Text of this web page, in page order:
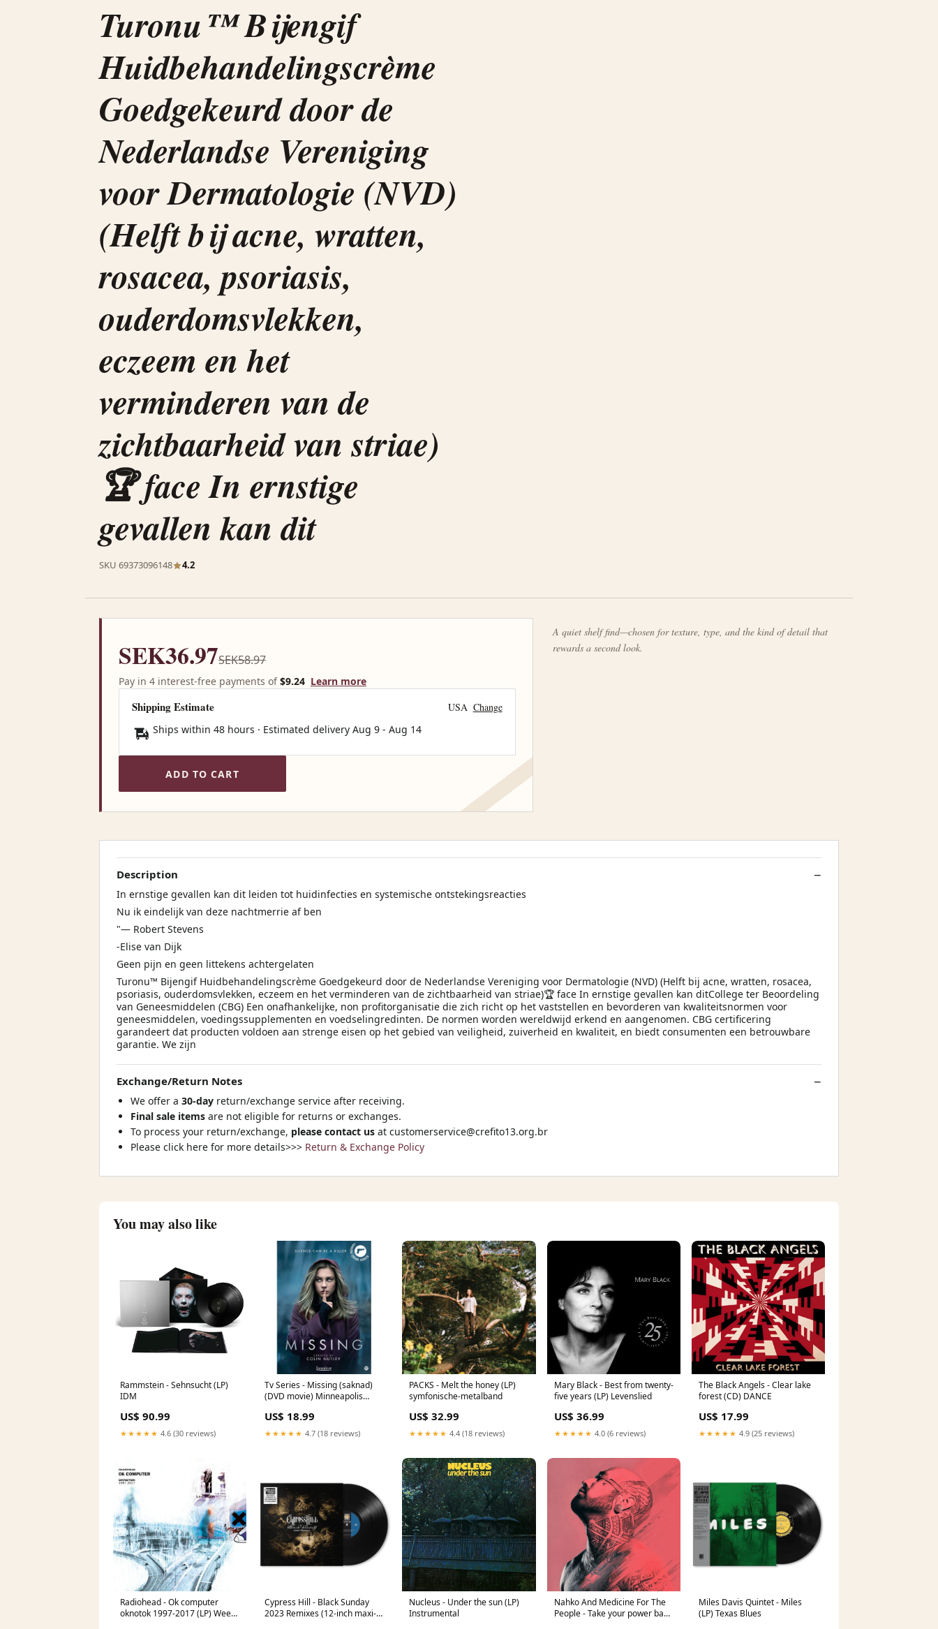
Turonu™ Bijengif
Huidbehandelingscrème
Goedgekeurd door de
Nederlandse Vereniging
voor Dermatologie (NVD)
(Helft bij acne, wratten,
rosacea, psoriasis,
ouderdomsvlekken,
eczeem en het
verminderen van de
zichtbaarheid van striae)
🏆 face In ernstige
gevallen kan dit
SKU 69373096148 4.2
SEK36.97SEK58.97
Pay in 4 interest-free payments of$9.24 Learn more
Shipping Estimate USA Change
Ships within 48 hours · Estimated delivery Aug 9 - Aug 14
ADD TO CART
A quiet shelf find—chosen for texture, type, and the kind of detail that
rewards a second look.
Description
In ernstige gevallen kan dit leiden tot huidinfecties en systemische ontstekingsreacties
Nu ik eindelijk van deze nachtmerrie af ben
"— Robert Stevens
-Elise van Dijk
Geen pijn en geen littekens achtergelaten
Turonu™ Bijengif Huidbehandelingscrème Goedgekeurd door de Nederlandse Vereniging voor Dermatologie (NVD) (Helft bij acne, wratten, rosacea,
psoriasis, ouderdomsvlekken, eczeem en het verminderen van de zichtbaarheid van striae)🏆 face In ernstige gevallen kan ditCollege ter Beoordeling
van Geneesmiddelen (CBG) Een onafhankelijke, non profitorganisatie die zich richt op het vaststellen en bevorderen van kwaliteitsnormen voor
geneesmiddelen, voedingssupplementen en voedselingredinten. De normen worden wereldwijd erkend en aangenomen. CBG certificering
garandeert dat producten voldoen aan strenge eisen op het gebied van veiligheid, zuiverheid en kwaliteit, en biedt consumenten een betrouwbare
garantie. We zijn
Exchange/Return Notes
We offer a 30-day return/exchange service after receiving.
Final sale items are not eligible for returns or exchanges.
To process your return/exchange, please contact us at customerservice@crefito13.org.br
Please click here for more details>>> Return & Exchange Policy
You may also like
Rammstein - Sehnsucht (LP)
IDM
US$ 90.99
★★★★★ 4.6 (30 reviews)
Tv Series - Missing (saknad)
(DVD movie) Minneapolis
US$ 18.99
★★★★★ 4.7 (18 reviews)
PACKS - Melt the honey (LP)
symfonische-metalband
US$ 32.99
★★★★★ 4.4 (18 reviews)
Mary Black - Best from twenty-
five years (LP) Levenslied
US$ 36.99
★★★★★ 4.0 (6 reviews)
The Black Angels - Clear lake
forest (CD) DANCE
US$ 17.99
★★★★★ 4.9 (25 reviews)
Radiohead - Ok computer
oknotok 1997-2017 (LP) Week
Cypress Hill - Black Sunday
2023 Remixes (12-inch maxi-
Nucleus - Under the sun (LP)
Instrumental
Nahko And Medicine For The
People - Take your power back
Miles Davis Quintet - Miles
(LP) Texas Blues